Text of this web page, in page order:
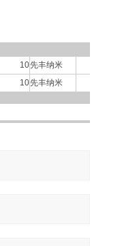
10先丰纳米
10先丰纳米